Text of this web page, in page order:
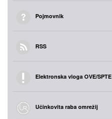
Pojmovnik
RSS
Elektronska vloga OVE/SPTE
Učinkovita raba omrežij